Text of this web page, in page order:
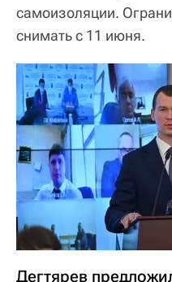
самоизоляции.
снимать с 11 июня.
Дегтярев